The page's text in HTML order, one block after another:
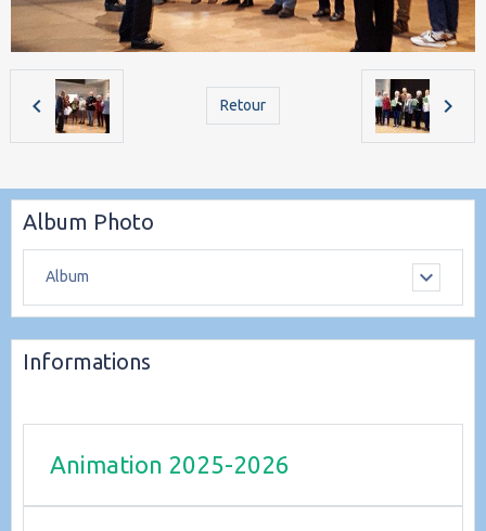
Retour
Album Photo
Album
Informations
Animation 2025-2026